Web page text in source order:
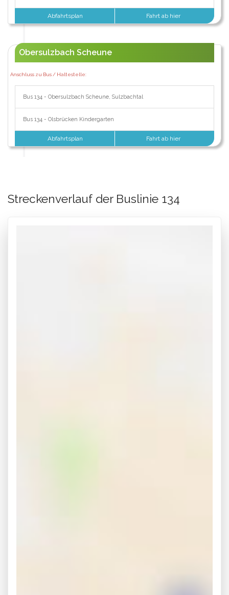
Abfahrtsplan Fahrt ab hier
Obersulzbach Scheune
Anschluss zu Bus / Haltestelle:
Bus 134 - Obersulzbach Scheune, Sulzbachtal
Bus 134 - Olsbrücken Kindergarten
Abfahrtsplan Fahrt ab hier
Streckenverlauf der Buslinie 134